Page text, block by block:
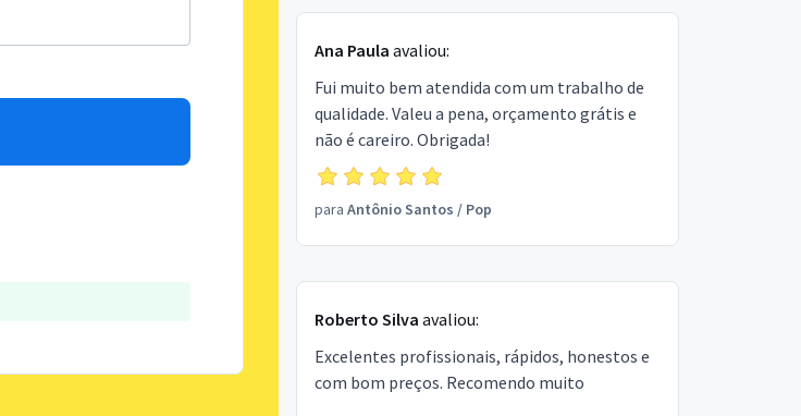
Ana Paula avaliou:
Fui muito bem atendida com um trabalho de
qualidade. Valeu a pena, orçamento grátis e
não é careiro. Obrigada!
para Antônio Santos / Pop
Roberto Silva avaliou:
Excelentes profissionais, rápidos, honestos e
com bom preços. Recomendo muito